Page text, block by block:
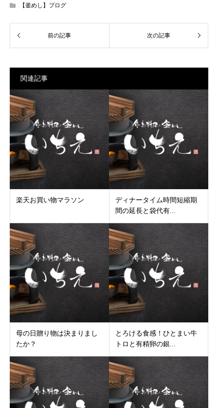
【釜めし】ブログ
関連記事
楽天お買い物マラソン
ディナータイム時間短縮期
間の延長と袋代有...
母の日贈り物は決まりまし
たか？
とろける食感！ひとまい牛
トロと有精卵の銀...